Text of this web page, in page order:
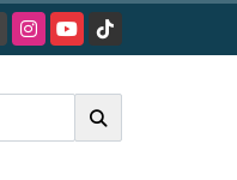
InstagramYouTubeTikTok